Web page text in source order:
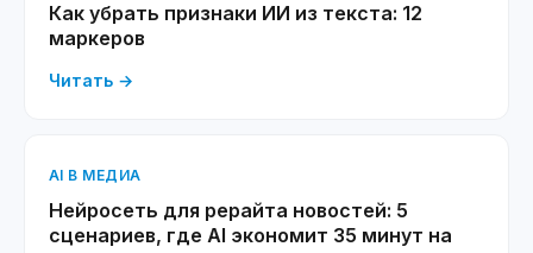
Как убрать признаки ИИ из текста: 12
маркеров
Читать →
AI В МЕДИА
Нейросеть для рерайта новостей: 5
сценариев, где AI экономит 35 минут на